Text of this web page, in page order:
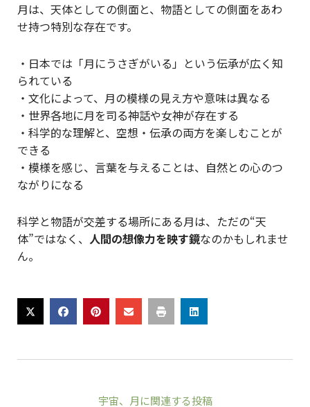
月は、天体としての側面と、物語としての側面をあわ
せ持つ特別な存在です。
・日本では「月にうさぎがいる」という伝承が広く知
られている
・文化によって、月の模様の見え方や意味は異なる
・世界各地に月を司る神話や女神が存在する
・科学的な理解と、空想・伝承の両方を楽しむことが
できる
・模様を感じ、言葉を与えることは、自然との心のつ
ながりになる
科学と物語が交差する場所にある月は、ただの“天
体”ではなく、 人間の想像力を映す鏡なのかもしれませ
ん。
宇宙、 月に関連する投稿